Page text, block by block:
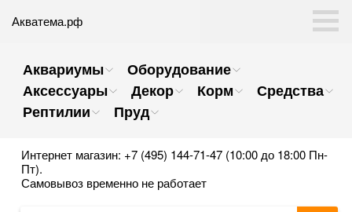
Акватема.рф
Аквариумы
Оборудование
Аксессуары
Декор Корм
Средства
Рептилии
Пруд
Интернет магазин: +7 (495) 144-71-47 (10:00 до 18:00 Пн-
Пт).
Самовывоз временно не работает